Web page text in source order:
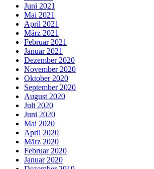
Juni 2021
Mai 2021
April 2021
März 2021
Februar 2021
Januar 2021
Dezember 2020
November 2020
Oktober 2020
September 2020
August 2020
Juli 2020
Juni 2020
Mai 2020
April 2020
März 2020
Februar 2020
Januar 2020